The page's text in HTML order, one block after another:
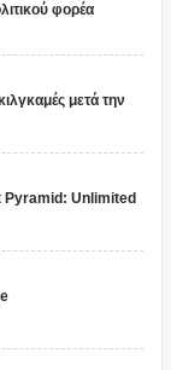
φορέα
μετά την
Pyramid: Unlimited